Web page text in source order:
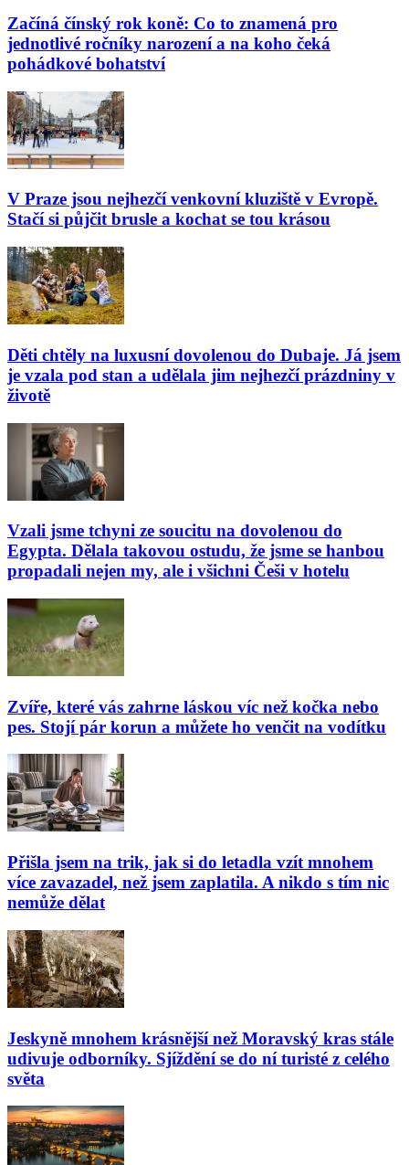
Začíná čínský rok koně: Co to znamená pro
jednotlivé ročníky narození a na koho čeká
pohádkové bohatství
V Praze jsou nejhezčí venkovní kluziště v Evropě.
Stačí si půjčit brusle a kochat se tou krásou
Děti chtěly na luxusní dovolenou do Dubaje. Já jsem
je vzala pod stan a udělala jim nejhezčí prázdniny v
životě
Vzali jsme tchyni ze soucitu na dovolenou do
Egypta. Dělala takovou ostudu, že jsme se hanbou
propadali nejen my, ale i všichni Češi v hotelu
Zvíře, které vás zahrne láskou víc než kočka nebo
pes. Stojí pár korun a můžete ho venčit na vodítku
Přišla jsem na trik, jak si do letadla vzít mnohem
více zavazadel, než jsem zaplatila. A nikdo s tím nic
nemůže dělat
Jeskyně mnohem krásnější než Moravský kras stále
udivuje odborníky. Sjíždění se do ní turisté z celého
světa